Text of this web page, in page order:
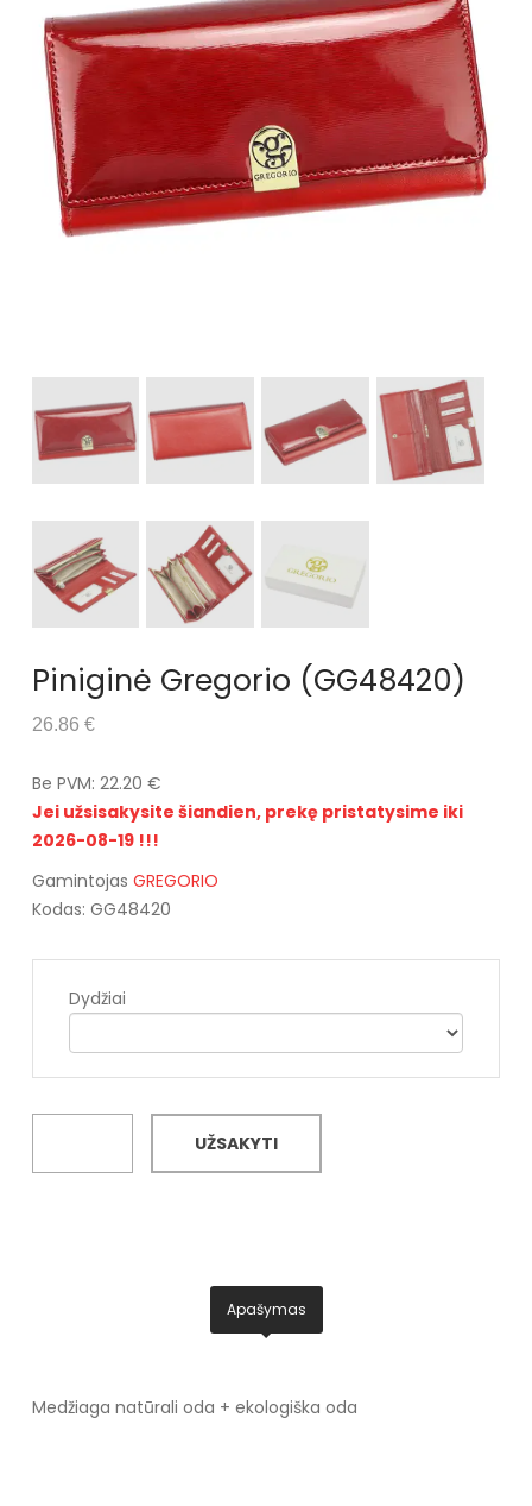
Piniginė Gregorio (GG48420)
26.86 €
Be PVM: 22.20 €
Jei užsisakysite šiandien, prekę pristatysime iki
2026-08-19 !!!
Gamintojas GREGORIO
Kodas: GG48420
Dydžiai
UŽSAKYTI
Apašymas
Medžiaga natūrali oda + ekologiška oda